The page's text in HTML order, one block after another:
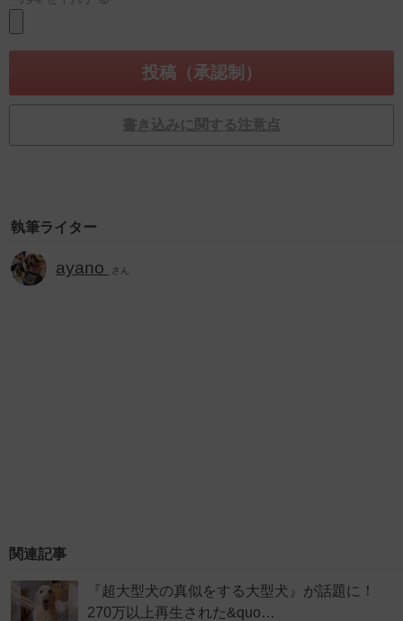
書き込みに関する注意点
執筆ライター
ayano さん
関連記事
『超大型犬の真似をする大型犬』が話題に！
270万以上再生された&quo…